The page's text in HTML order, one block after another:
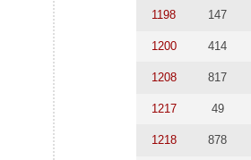
1198 147
1200 414
1208 817
1217 49
1218 878